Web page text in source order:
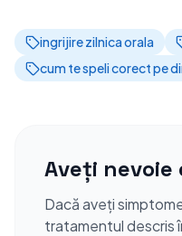
ingrijire zilnica orala
cum te speli corect pe
Aveți nevoie
Dacă aveți
tratamentul descris